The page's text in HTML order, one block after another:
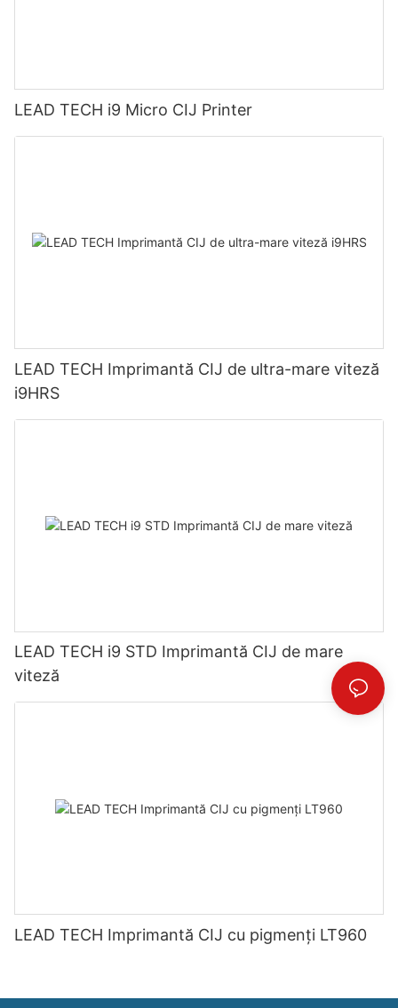
LEAD TECH i9 Micro CIJ Printer
LEAD TECH Imprimantă CIJ de ultra-mare viteză
i9HRS
LEAD TECH i9 STD Imprimantă CIJ de mare
viteză
LEAD TECH Imprimantă CIJ cu pigmenți LT960